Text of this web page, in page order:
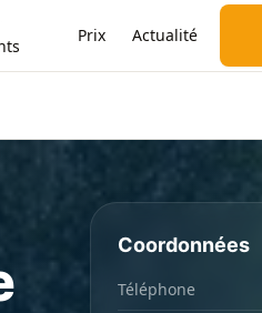
Prix Actualité
Coordonnées
Téléphone